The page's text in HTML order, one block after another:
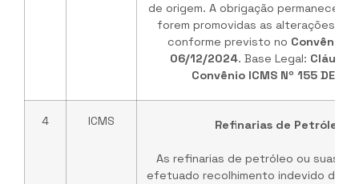
de origem. A obrigação permanece
forem promovidas as alterações no
conforme previsto no Convênio
06/12/2024. Base Legal:
Convênio ICMS Nº 155 DE
4 ICMS Refinarias de Petróleo /
As refinarias de petróleo ou suas
efetuado recolhimento indevido do